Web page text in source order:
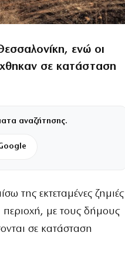
ενώ οι
σε κατάσταση
αναζήτησης.
της εκτεταμένες ζημιές
με τους δήμους
σε κατάσταση